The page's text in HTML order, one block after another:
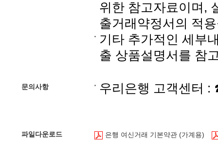
위한 참고자료이며,
출거래약정서의 적
기타 추가적인 세부
출 상품설명서를 참
문의사항 우리은행 고객센터 :
파일다운로드 은행 여신거래 기본약관 (가계용)